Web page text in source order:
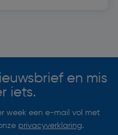
en mis
iets.
week een e-mail vol met
privacyverklaring.